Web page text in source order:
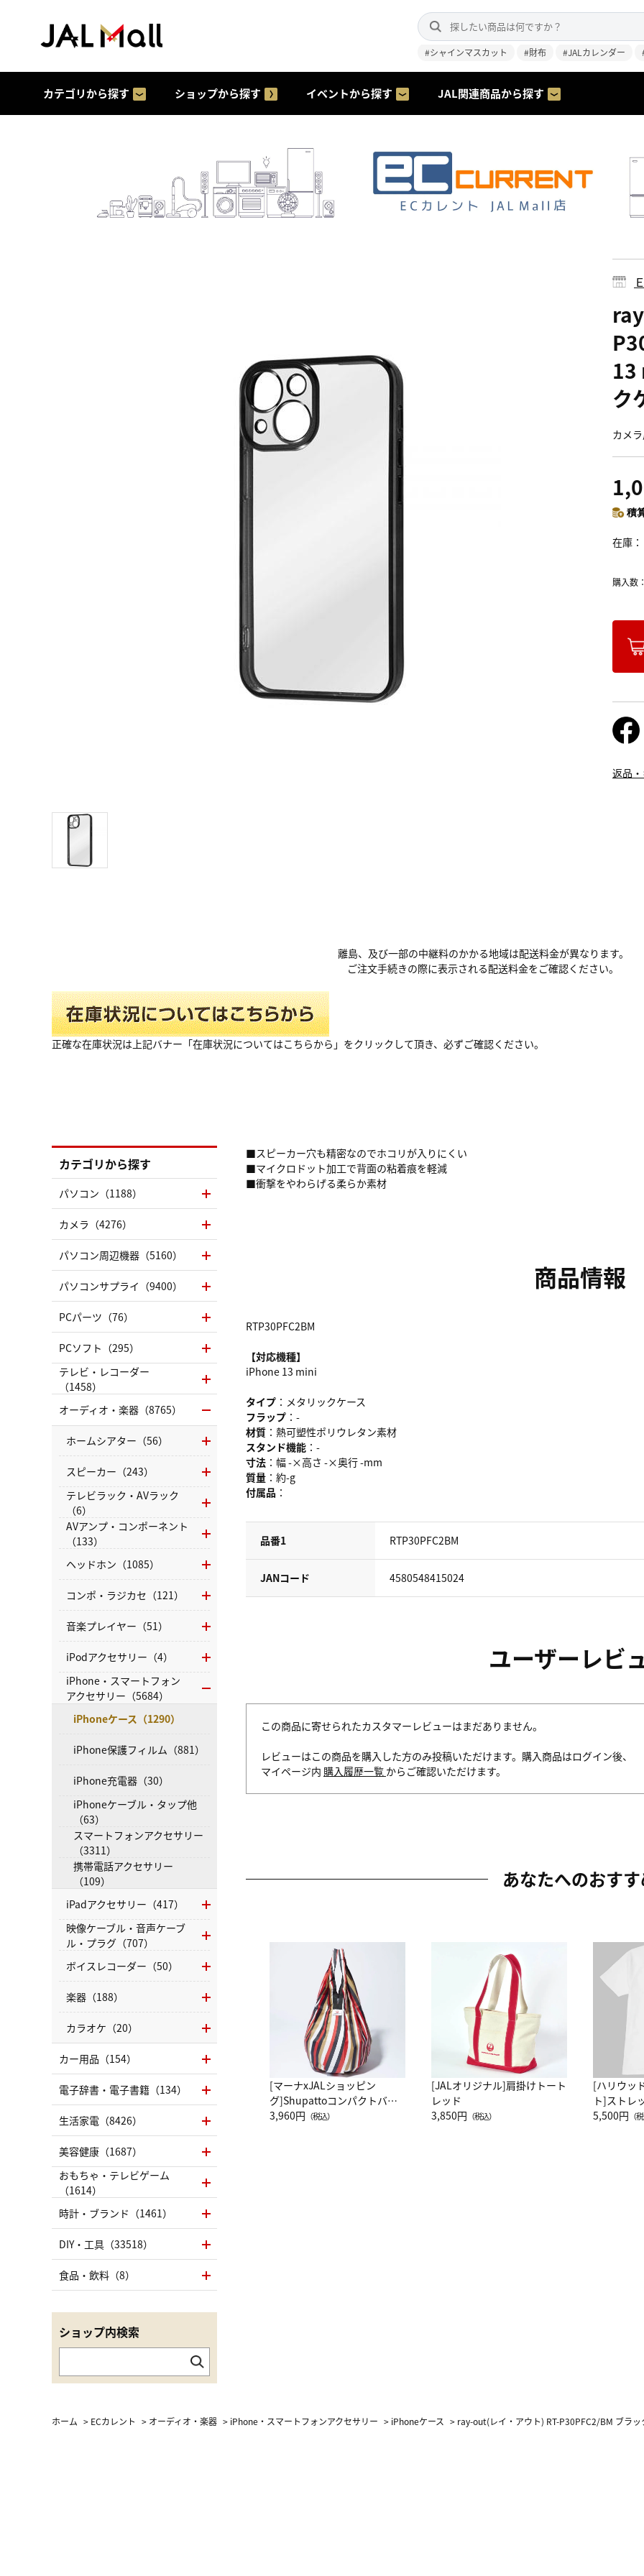
#シャインマスカット #財布 #JALカレンダー
カテゴリから探す ショップから探す イベントから探す JAL関連商品から探す
13
ク
カメ
積
在庫
購入数
返品
離島、及び一部の中継料のかかる地域は配送料金が異なります。
ご注文手続きの際に表示される配送料金をご確認ください。
正確な在庫状況は上記バナー「在庫状況についてはこちらから」をクリックして頂き、必ずご確認ください。
■スピーカー穴も精密なのでホコリが入りにくい
■マイクロドット加工で背面の粘着痕を軽減
■衝撃をやわらげる柔らか素材
商品情報
RTP30PFC2BM
【対応機種】
iPhone 13 mini
タイプ ：メタリックケース
フラップ ：-
材質 ：熱可塑性ポリウレタン素材
スタンド機能 ：-
寸法 ：幅 -×高さ -×奥行 -mm
質量 ：約-g
付属品 ：
品番1 RTP30PFC2BM
JANコード 4580548415024
ユーザーレビ
この商品に寄せられたカスタマーレビューはまだありません。
レビューはこの商品を購入した方のみ投稿いただけます。購入商品はログイン後、
マイページ内 購入履歴一覧 からご確認いただけます。
あなたへのおす
[マーナxJALショッピン
グ]Shupattoコンパクトバッ
グ Drop JAL客室乗務員
3,960円 （税込）
[JALオリジナル]肩掛けトート
レッド
3,850円 （税込）
[ハリウッ
ト]ストレ
ーネック
5,500円 （
カテゴリから探す
パソコン（1188）
カメラ（4276）
パソコン周辺機器（5160）
パソコンサプライ（9400）
PCパーツ（76）
PCソフト（295）
テレビ・レコーダー
（1458）
オーディオ・楽器（8765）
ホームシアター（56）
スピーカー（243）
テレビラック・AVラック
（6）
AVアンプ・コンポーネント
（133）
ヘッドホン（1085）
コンポ・ラジカセ（121）
音楽プレイヤー（51）
iPodアクセサリー（4）
iPhone・スマートフォン
アクセサリー（5684）
iPhoneケース（1290）
iPhone保護フィルム（881）
iPhone充電器（30）
iPhoneケーブル・タップ他
（63）
スマートフォンアクセサリー
（3311）
携帯電話アクセサリー
（109）
iPadアクセサリー（417）
映像ケーブル・音声ケーブ
ル・プラグ（707）
ボイスレコーダー（50）
楽器（188）
カラオケ（20）
カー用品（154）
電子辞書・電子書籍（134）
生活家電（8426）
美容健康（1687）
おもちゃ・テレビゲーム
（1614）
時計・ブランド（1461）
DIY・工具（33518）
食品・飲料（8）
ショップ内検索
ホーム > ECカレント > オーディオ・楽器 > iPhone・スマートフォンアクセサリー > iPhoneケース > ray-out(レイ・アウト) RT-P30PFC2/BM ブラ